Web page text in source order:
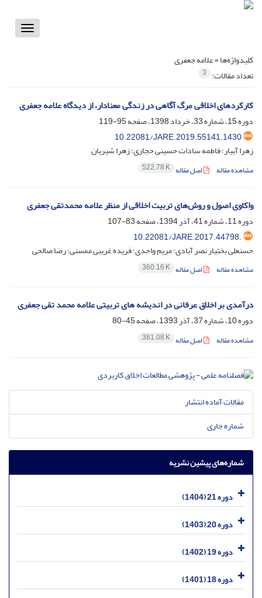
Toggle
کلیدواژه‌ها =علامه جعفری
تعداد مقالات: 3
کارکردهای اخلاقی مرگ آگاهی در زندگی معنادار، از دیدگاه علامه جعفری
دوره 15، شماره 33، خرداد 1398، صفحه
95-119
10.22081/JARE.2019.55141.1430
زهرا آبیار؛ فاطمه سادات حسینی حجازی؛ زهرا شیریان
مشاهده مقاله اصل مقاله 522.78 K
واکاوی اصول و روش‌های تربیت اخلاقی از منظر علامه محمدتقی جعفری
دوره 11، شماره 41، آذر 1394، صفحه
83-107
10.22081/JARE.2017.44798.
حسنعلی بختیار نصر آبادی؛ مریم واحدی؛ فریده غریبی ممسنی؛ رضا صالحی
مشاهده مقاله اصل مقاله 360.16 K
درآمدی بر اخلاق عرفانی در اندیشه های تربیتی علامه محمد تقی جعفری
دوره 10، شماره 37، آذر 1393، صفحه 45-80
مشاهده مقاله اصل مقاله 381.08 K
مقالات آماده انتشار
شماره جاری
شماره‌های پیشین نشریه
دوره 21 (1404)
دوره 20 (1403)
دوره 19 (1402)
دوره 18 (1401)